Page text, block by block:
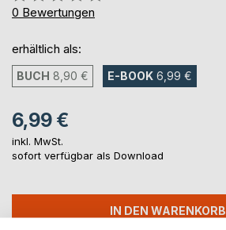
0%
0 Bewertungen
erhältlich als:
BUCH 8,90 € E-BOOK 6,99 €
6,99 €
inkl. MwSt.
sofort verfügbar als Download
IN DEN WARENKORB